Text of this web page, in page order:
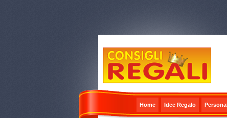
Home Idee Regalo